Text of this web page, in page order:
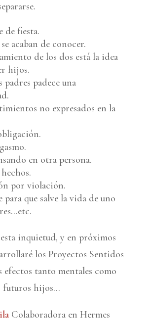
de fiesta.
acaban de conocer.
de los dos está la idea
hijos.
padres padece una
no expresados en la
en otra persona.
por violación.
para que salve la vida de uno
inquietud, y en próximos
los Proyectos Sentidos
efectos tanto mentales como
futuros hijos…
Colaboradora en Hermes